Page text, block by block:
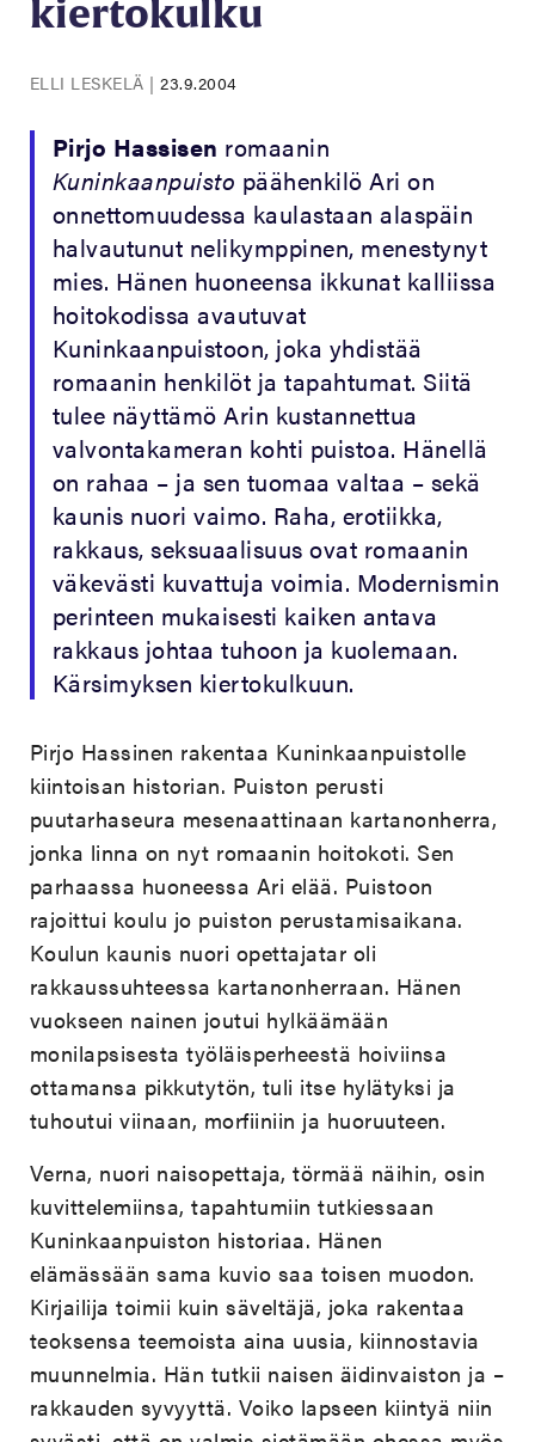
kiertokulku
ELLI LESKELÄ |23.9.2004
Pirjo Hassisen romaanin
Kuninkaanpuisto päähenkilö Ari on
onnettomuudessa kaulastaan alaspäin
halvautunut nelikymppinen, menestynyt
mies. Hänen huoneensa ikkunat kalliissa
hoitokodissa avautuvat
Kuninkaanpuistoon, joka yhdistää
romaanin henkilöt ja tapahtumat. Siitä
tulee näyttämö Arin kustannettua
valvontakameran kohti puistoa. Hänellä
on rahaa – ja sen tuomaa valtaa – sekä
kaunis nuori vaimo. Raha, erotiikka,
rakkaus, seksuaalisuus ovat romaanin
väkevästi kuvattuja voimia. Modernismin
perinteen mukaisesti kaiken antava
rakkaus johtaa tuhoon ja kuolemaan.
Kärsimyksen kiertokulkuun.
Pirjo Hassinen rakentaa Kuninkaanpuistolle
kiintoisan historian. Puiston perusti
puutarhaseura mesenaattinaan kartanonherra,
jonka linna on nyt romaanin hoitokoti. Sen
parhaassa huoneessa Ari elää. Puistoon
rajoittui koulu jo puiston perustamisaikana.
Koulun kaunis nuori opettajatar oli
rakkaussuhteessa kartanonherraan. Hänen
vuokseen nainen joutui hylkäämään
monilapsisesta työläisperheestä hoiviinsa
ottamansa pikkutytön, tuli itse hylätyksi ja
tuhoutui viinaan, morfiiniin ja huoruuteen.
Verna, nuori naisopettaja, törmää näihin, osin
kuvittelemiinsa, tapahtumiin tutkiessaan
Kuninkaanpuiston historiaa. Hänen
elämässään sama kuvio saa toisen muodon.
Kirjailija toimii kuin säveltäjä, joka rakentaa
teoksensa teemoista aina uusia, kiinnostavia
muunnelmia. Hän tutkii naisen äidinvaiston ja –
rakkauden syvyyttä. Voiko lapseen kiintyä niin